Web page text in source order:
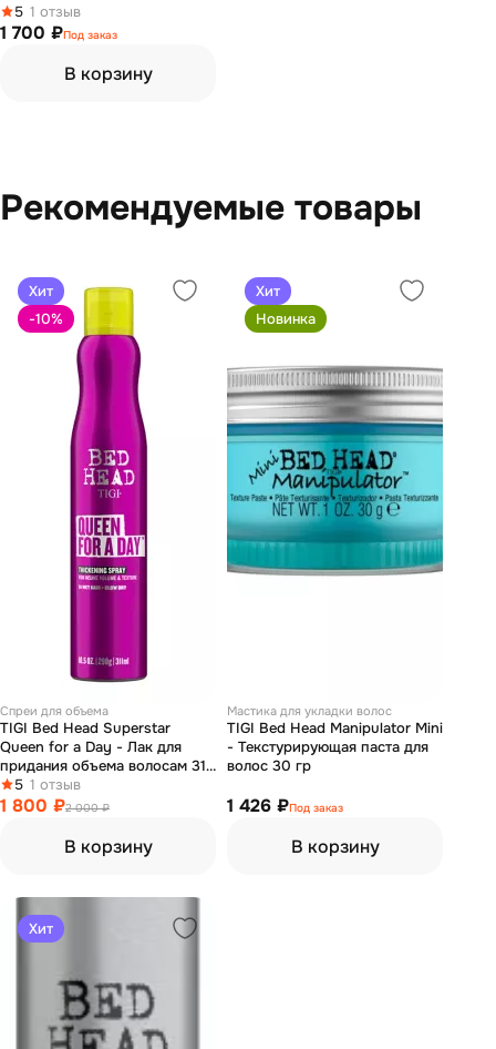
5 1 отзыв
1 700 ₽Под заказ
В корзину
Рекомендуемые товары
Хит
-10%
Спреи для объема
TIGI Bed Head Superstar
Queen for a Day - Лак для
придания объема волосам 311
мл5 1 отзыв
1 800 ₽2 000 ₽
В корзину
Хит
Новинка
Мастика для укладки волос
TIGI Bed Head Manipulator Mini
- Текстурирующая паста для
волос 30 гр
1 426 ₽Под заказ
В корзину
Хит